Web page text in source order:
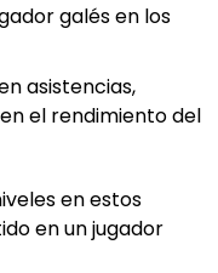
galés en los
asistencias,
el rendimiento del
en estos
en un jugador